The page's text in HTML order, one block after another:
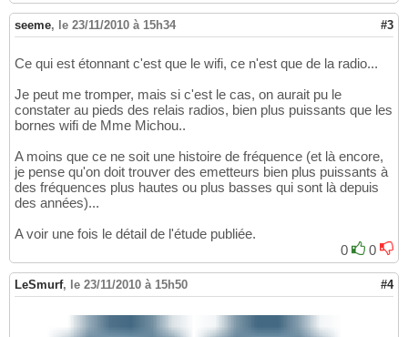
seeme, le 23/11/2010 à 15h34 #3
Ce qui est étonnant c'est que le wifi, ce n'est que de la radio...
Je peut me tromper, mais si c'est le cas, on aurait pu le
constater au pieds des relais radios, bien plus puissants que les
bornes wifi de Mme Michou..
A moins que ce ne soit une histoire de fréquence (et là encore,
je pense qu'on doit trouver des emetteurs bien plus puissants à
des fréquences plus hautes ou plus basses qui sont là depuis
des années)...
A voir une fois le détail de l'étude publiée.
0
0
LeSmurf, le 23/11/2010 à 15h50 #4